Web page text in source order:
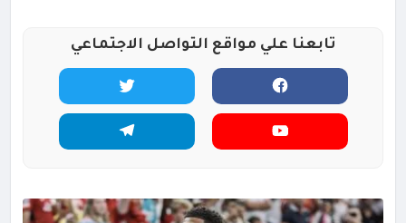
تابعنا علي مواقع التواصل الاجتماعي